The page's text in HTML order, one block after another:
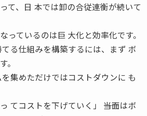
て、日 本では卸の合従連衡が続いて
っているのは巨 大化と効率化です。
る仕組みを構築するには、まず ボ
。
集めただけではコストダウンに も
てコストを下げていく」 ――当面はボ